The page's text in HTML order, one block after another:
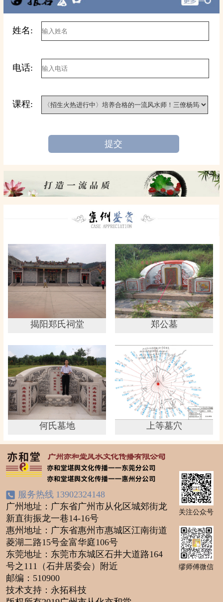
姓名:
电话:
课程:
提交
揭阳郑氏祠堂 郑公墓
何氏墓地 上等墓穴
服务热线 13902324148
广州地址：广东省广州市从化区城郊街龙
新直街振龙一巷14-16号
惠州地址：广东省惠州市惠城区江南街道
菱湖二路15号金富华庭106号
东莞地址：东莞市东城区石井大道路164
号之111（石井居委会）附近
邮编：510900
技术支持：永拓科技
关注公众号
缪师傅微信